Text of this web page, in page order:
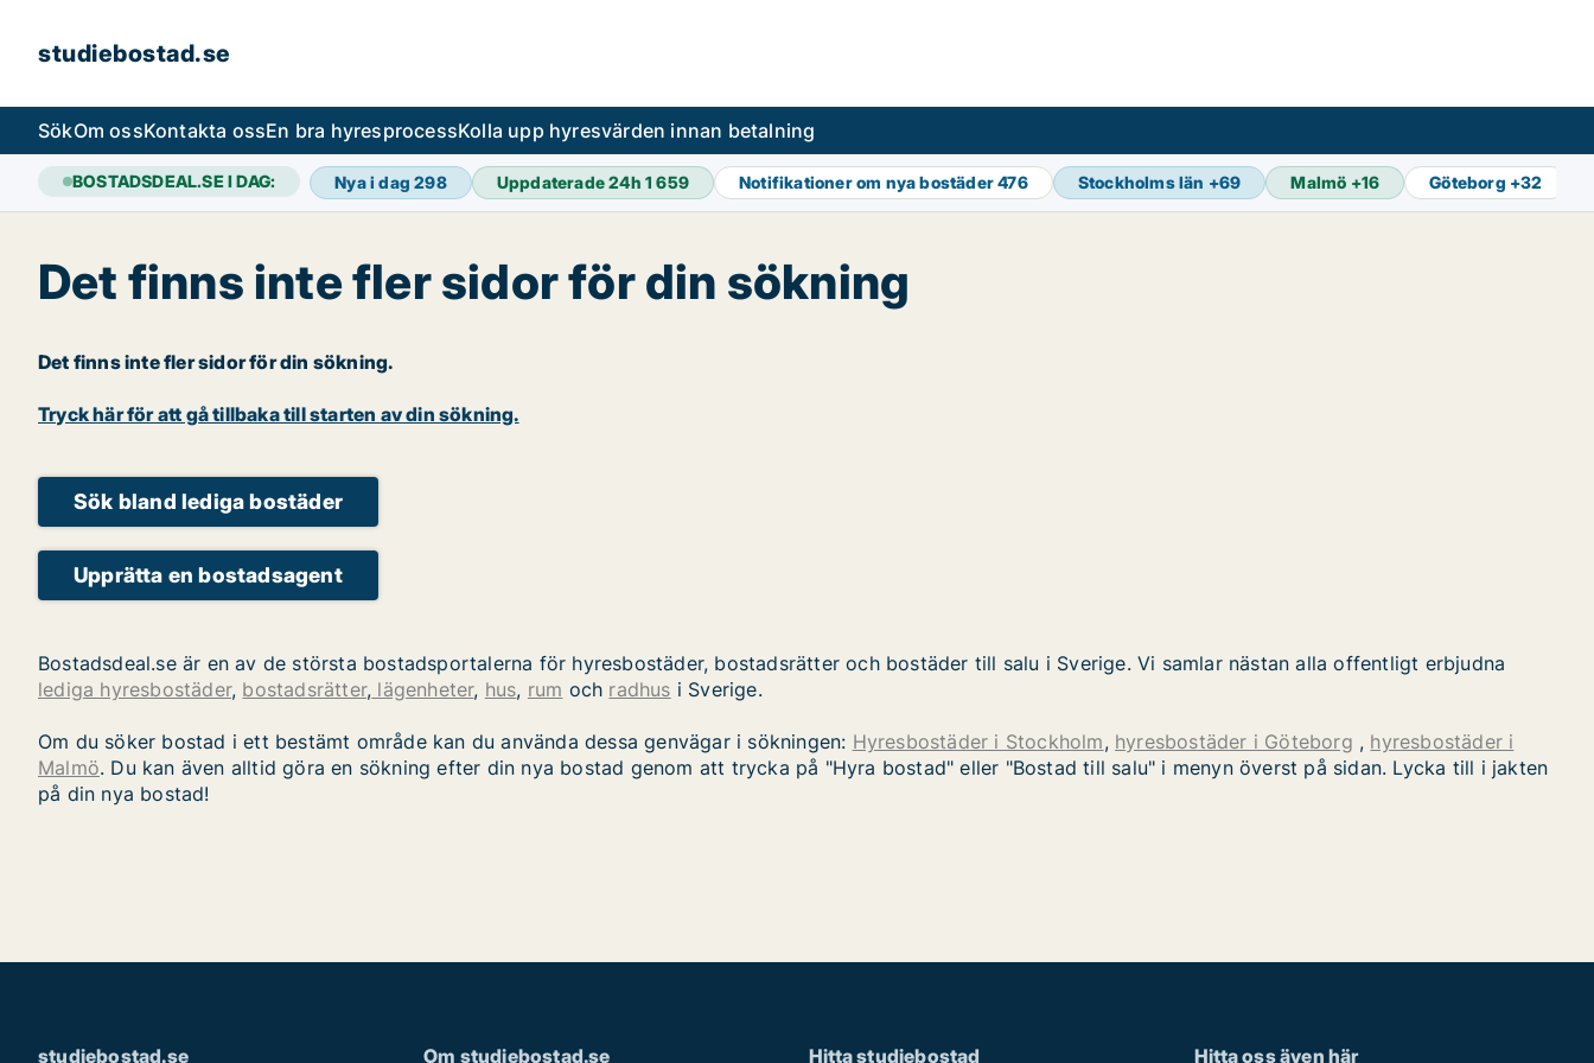
studiebostad.se
SökOm ossKontakta ossEn bra hyresprocessKolla upp hyresvärden innan betalning
BOSTADSDEAL.SE I DAG: Nya i dag298 Uppdaterade 24h1 659 Notifikationer om nya bostäder476 Stockholms län +69 Malmö +16 Göteborg +32
Det finns inte fler sidor för din sökning
Det finns inte fler sidor för din sökning.
Tryck här för att gå tillbaka till starten av din sökning.
Sök bland lediga bostäder
Upprätta en bostadsagent
Bostadsdeal.se är en av de största bostadsportalerna för hyresbostäder, bostadsrätter och bostäder till salu i Sverige. Vi samlar nästan alla offentligt erbjudna
lediga hyresbostäder, bostadsrätter, lägenheter, hus, rum och radhus i Sverige.
Om du söker bostad i ett bestämt område kan du använda dessa genvägar i sökningen: Hyresbostäder i Stockholm, hyresbostäder i Göteborg , hyresbostäder i
Malmö. Du kan även alltid göra en sökning efter din nya bostad genom att trycka på "Hyra bostad" eller "Bostad till salu" i menyn överst på sidan. Lycka till i jakten
på din nya bostad!
studiebostad.se Om studiebostad.se Hitta studiebostad Hitta oss även här